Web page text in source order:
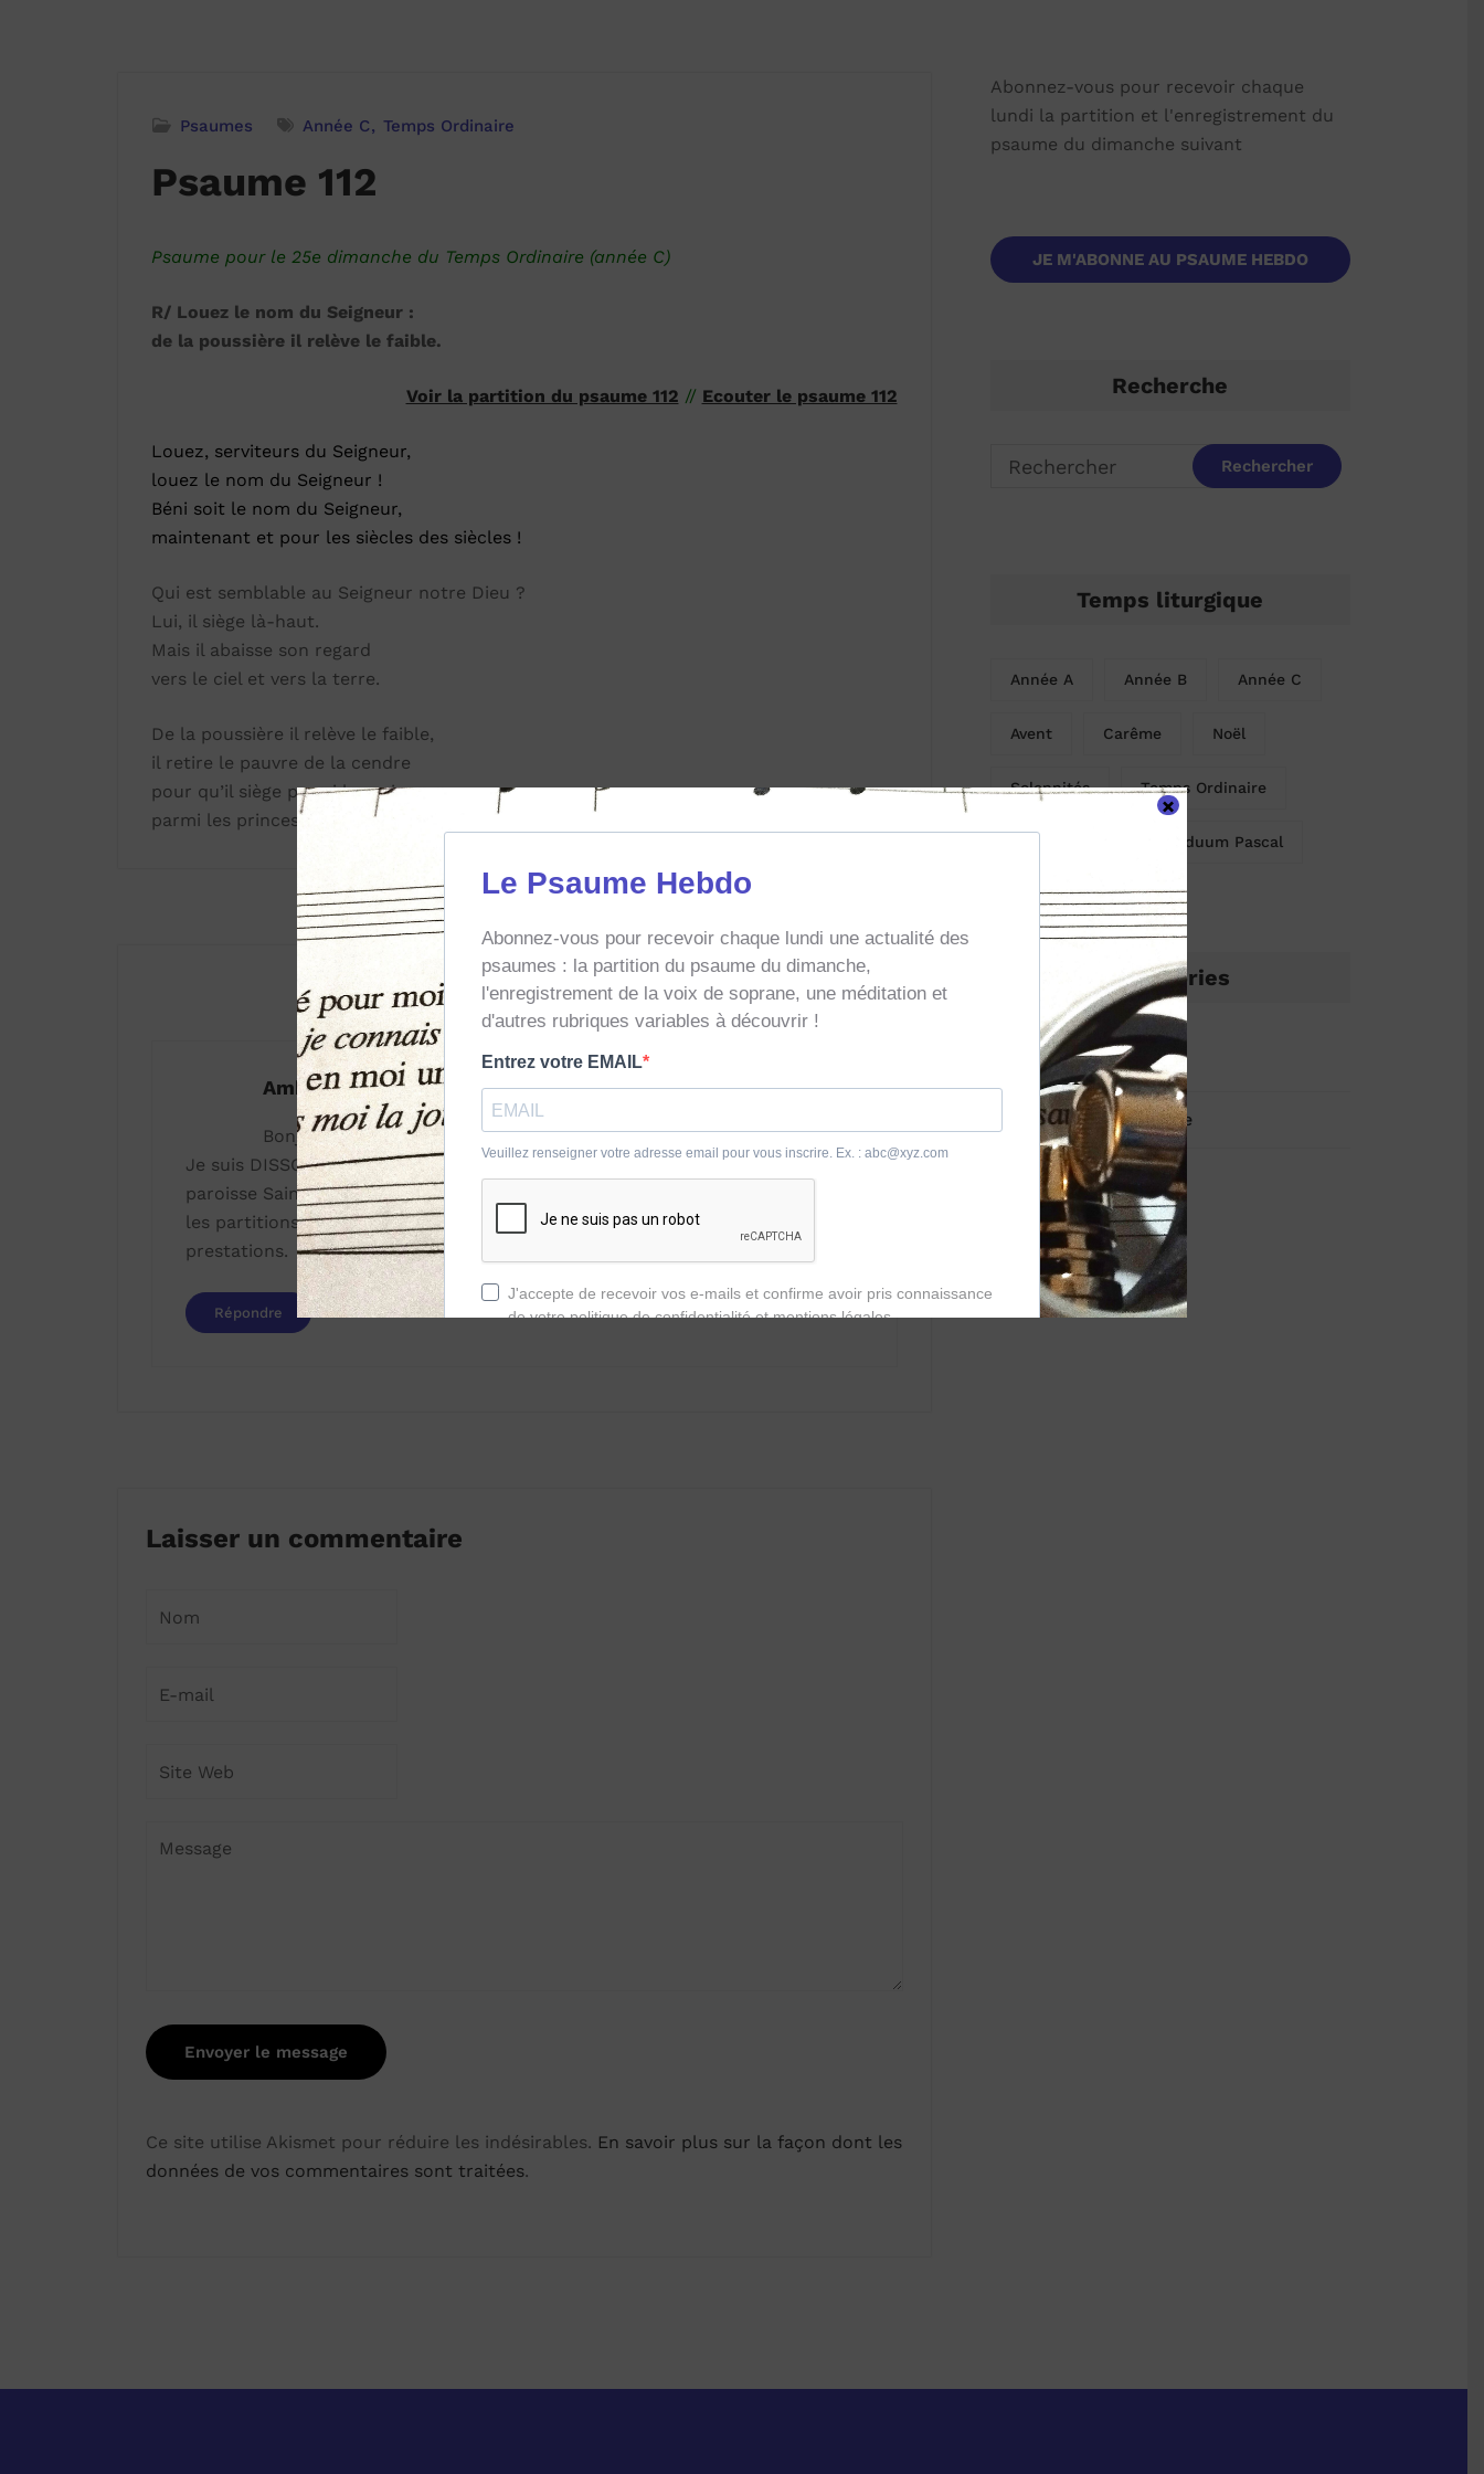
Psaumes Année C Temps Ordinaire
Psaume 112
Psaume pour le 25e dimanche du Temps Ordinaire (année C)
R/ Louez le nom du Seigneur :
de la poussière il relève le faible.
Voir la partition du psaume 112 // Ecouter le psaume 112
Louez, serviteurs du Seigneur,
louez le nom du Seigneur !
Béni soit le nom du Seigneur,
maintenant et pour les siècles des siècles !
Qui est semblable au Seigneur notre Dieu ?
Lui, il siège là-haut.
Mais il abaisse son regard
vers le ciel et vers la terre.
De la poussière il relève le faible,
il retire le pauvre de la cendre
pour qu’il siège parmi les princes,
parmi les princes de son peuple.
1 commentaire pour l’instant
Ambroise DISSOU
Bonjour
Je suis DISSOU Ambroise maître cœur de la chorale sainte Cécile de la
paroisse Saint Jean Baptiste de Cotonou et souhaiterais échanger avec vous
les partitions et les différentes programme dans l’amélioration de nos
prestations.
Répondre
Laisser un commentaire
Ce site utilise Akismet pour réduire les indésirables. En savoir plus sur la façon dont les
données de vos commentaires sont traitées.
Abonnez-vous pour recevoir chaque
lundi la partition et l'enregistrement du
psaume du dimanche suivant
JE M'ABONNE AU PSAUME HEBDO
Recherche
Temps liturgique
Année A Année B Année C
Avent Carême Noël
Solennités Temps Ordinaire
Triduum Pascal
Catégories
Chants
Commun de la messe
Psaumes
×